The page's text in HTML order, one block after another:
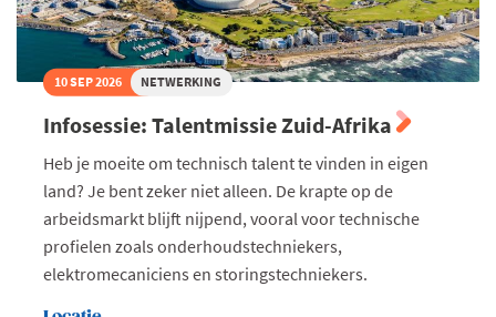
10 SEP 2026 NETWERKING
Infosessie: Talentmissie Zuid-Afrika
Heb je moeite om technisch talent te vinden in eigen
land? Je bent zeker niet alleen. De krapte op de
arbeidsmarkt blijft nijpend, vooral voor technische
profielen zoals onderhoudstechniekers,
elektromecaniciens en storingstechniekers.